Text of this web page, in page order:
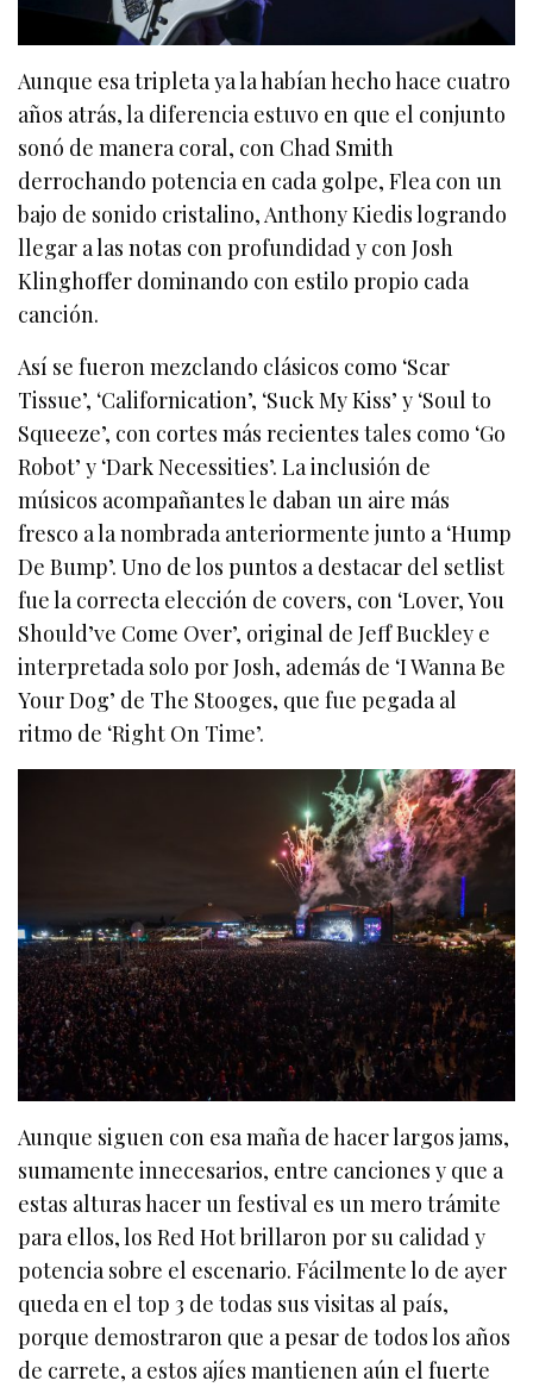
Aunque esa tripleta ya la habían hecho hace cuatro
años atrás, la diferencia estuvo en que el conjunto
sonó de manera coral, con Chad Smith
derrochando potencia en cada golpe, Flea con un
bajo de sonido cristalino, Anthony Kiedis logrando
llegar a las notas con profundidad y con Josh
Klinghoffer dominando con estilo propio cada
canción.
Así se fueron mezclando clásicos como ‘Scar
Tissue’, ‘Californication’, ‘Suck My Kiss’ y ‘Soul to
Squeeze’, con cortes más recientes tales como ‘Go
Robot’ y ‘Dark Necessities’. La inclusión de
músicos acompañantes le daban un aire más
fresco a la nombrada anteriormente junto a ‘Hump
De Bump’. Uno de los puntos a destacar del setlist
fue la correcta elección de covers, con ‘Lover, You
Should’ve Come Over’, original de Jeff Buckley e
interpretada solo por Josh, además de ‘I Wanna Be
Your Dog’ de The Stooges, que fue pegada al
ritmo de ‘Right On Time’.
Aunque siguen con esa maña de hacer largos jams,
sumamente innecesarios, entre canciones y que a
estas alturas hacer un festival es un mero trámite
para ellos, los Red Hot brillaron por su calidad y
potencia sobre el escenario. Fácilmente lo de ayer
queda en el top 3 de todas sus visitas al país,
porque demostraron que a pesar de todos los años
de carrete, a estos ajíes mantienen aún el fuerte